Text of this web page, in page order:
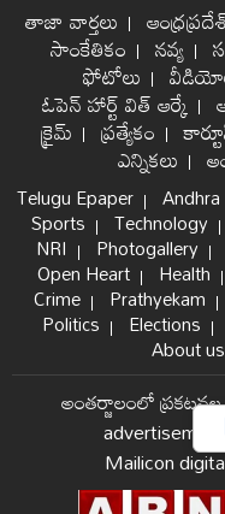
తాజా వార్తలు ఆంధ్రప్రదేశ్
సాంకేతికం నవ్య
ఫోటోలు
ఓపెన్ హార్ట్ విత్ ఆర్కే
క్రైమ్ ప్రత్యేకం
ఎన్నికలు
Telugu Epaper
Sports Technology
NRI Photogallery
Open Heart Health
Crime Prathyekam
Politics Elections
About us
అంతర్జాలంలో
Mailicon